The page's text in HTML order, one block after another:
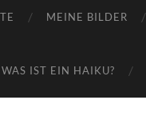
MEINE BILDER
WAS IST EIN HAIKU?